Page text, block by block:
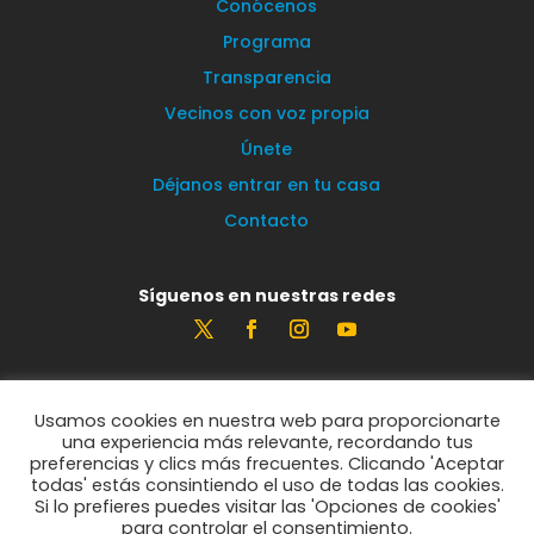
Conócenos
Programa
Transparencia
Vecinos con voz propia
Únete
Déjanos entrar en tu casa
Contacto
Síguenos en nuestras redes
Estamos encantados de leerte
info@vecinosportorrelodones.org
© Vecinos por Torrelodones 2021
Usamos cookies en nuestra web para proporcionarte
una experiencia más relevante, recordando tus
preferencias y clics más frecuentes. Clicando 'Aceptar
todas' estás consintiendo el uso de todas las cookies.
Si lo prefieres puedes visitar las 'Opciones de cookies'
para controlar el consentimiento.